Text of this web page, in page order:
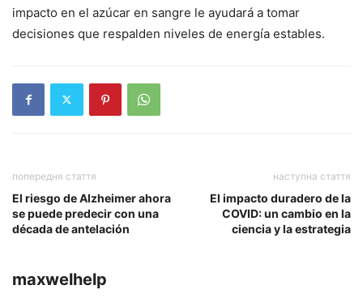
impacto en el azúcar en sangre le ayudará a tomar
decisiones que respalden niveles de energía estables.
попередня стаття
El riesgo de Alzheimer ahora
se puede predecir con una
década de antelación
наступна стаття
El impacto duradero de la
COVID: un cambio en la
ciencia y la estrategia
maxwelhelp